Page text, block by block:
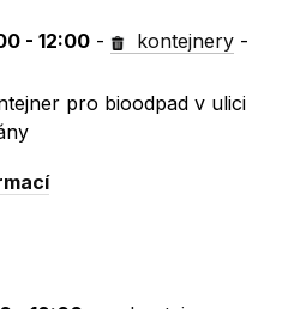
- 12:00 - kontejnery -
pro bioodpad v ulici